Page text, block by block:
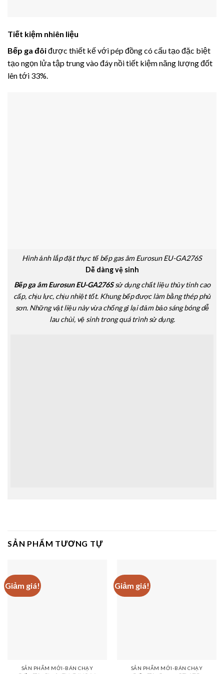
Tiết kiệm nhiên liệu
Bếp ga đôiđược thiết kế với pép đồng có cấu tạo đặc biệt
tạo ngọn lửa tập trung vào đáy nồi tiết kiệm năng lượng đốt
lên tới 33%.
Hình ảnh lắp đặt thực tế bếp gas âm Eurosun EU-GA276S
Dễ dàng vệ sinh
Bếp ga âm Eurosun EU-GA276Ssử dụng chất liệu thủy tinh cao
cấp, chịu lực, chịu nhiệt tốt. Khung bếp được làm bằng thép phủ
sơn. Những vật liệu này vừa chống gỉ lại đảm bảo sáng bóng dễ
lau chùi, vệ sinh trong quá trình sử dụng.
SẢN PHẨM TƯƠNG TỰ
Giảm giá!
SẢN PHẨM MỚI-BÁN CHẠY
Giảm giá!
SẢN PHẨM MỚI-BÁN CHẠY